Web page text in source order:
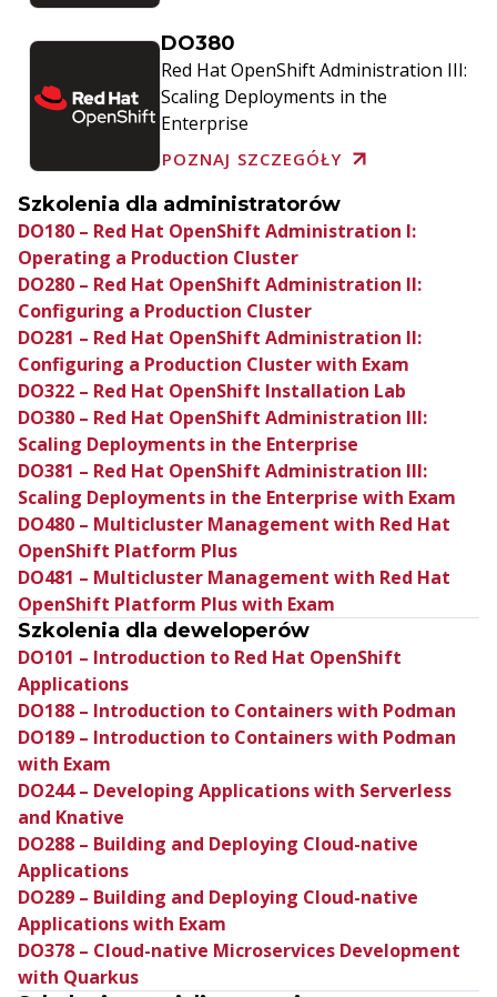
Szkolenia dla administratorów
DO180 – Red Hat OpenShift Administration I:
Operating a Production Cluster
DO280 – Red Hat OpenShift Administration II:
Configuring a Production Cluster
DO281 – Red Hat OpenShift Administration II:
Configuring a Production Cluster with Exam
DO322 – Red Hat OpenShift Installation Lab
DO380 – Red Hat OpenShift Administration III:
Scaling Deployments in the Enterprise
DO381 – Red Hat OpenShift Administration III:
Scaling Deployments in the Enterprise with Exam
DO480 – Multicluster Management with Red Hat
OpenShift Platform Plus
DO481 – Multicluster Management with Red Hat
OpenShift Platform Plus with Exam
Szkolenia dla deweloperów
DO101 – Introduction to Red Hat OpenShift
Applications
DO188 – Introduction to Containers with Podman
DO189 – Introduction to Containers with Podman
with Exam
DO244 – Developing Applications with Serverless
and Knative
DO288 – Building and Deploying Cloud-native
Applications
DO289 – Building and Deploying Cloud-native
Applications with Exam
DO378 – Cloud-native Microservices Development
with Quarkus
DO380
Red Hat OpenShift Administration III:
Scaling Deployments in the
Enterprise
POZNAJ SZCZEGÓŁY